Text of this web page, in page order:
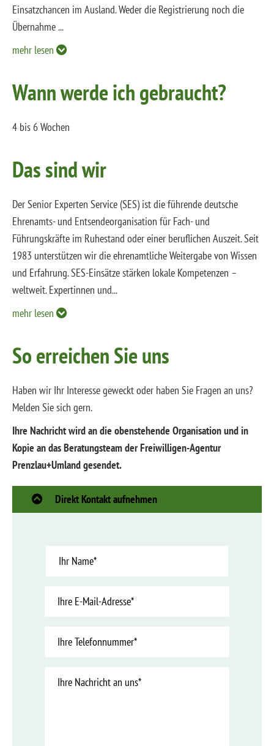
Einsatzchancen im Ausland. Weder die Registrierung noch die
Übernahme...
mehr lesen
Wann werde ich gebraucht?
4 bis 6 Wochen
Das sind wir
Der Senior Experten Service (SES) ist die führende deutsche
Ehrenamts- und Entsendeorganisation für Fach- und
Führungskräfte im Ruhestand oder einer beruflichen Auszeit. Seit
1983 unterstützen wir die ehrenamtliche Weitergabe von Wissen
und Erfahrung. SES-Einsätze stärken lokale Kompetenzen –
weltweit. Expertinnen und...
mehr lesen
So erreichen Sie uns
Haben wir Ihr Interesse geweckt oder haben Sie Fragen an uns?
Melden Sie sich gern.
Ihre Nachricht wird an die obenstehende Organisation und in
Kopie an das Beratungsteam der Freiwilligen-Agentur
Prenzlau+Umland gesendet.
Direkt Kontakt aufnehmen
Name
Telefon
Nachricht